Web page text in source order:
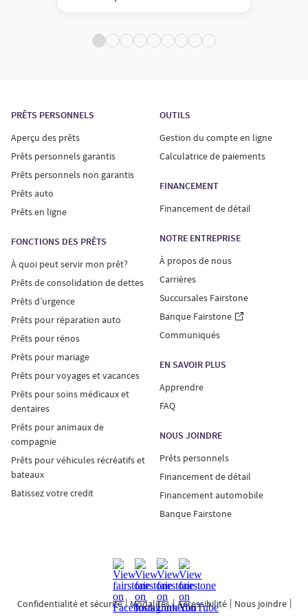
PRÊTS PERSONNELS
Aperçu des prêts
Prêts personnels garantis
Prêts personnels non garantis
Prêts auto
Prêts en ligne
FONCTIONS DES PRÊTS
À quoi peut servir mon prêt?
Prêts de consolidation de dettes
Prêts d’urgence
Prêts pour réparation auto
Prêts pour rénos
Prêts pour mariage
Prêts pour voyages et vacances
Prêts pour soins médicaux et
dentaires
Prêts pour animaux de
compagnie
Prêts pour véhicules récréatifs et
bateaux
Batissez votre credit
OUTILS
Gestion du compte en ligne
Calculatrice de paiements
FINANCEMENT
Financement de détail
NOTRE ENTREPRISE
À propos de nous
Carrières
Succursales Fairstone
Banque Fairstone
Communiqués
EN SAVOIR PLUS
Apprendre
FAQ
NOUS JOINDRE
Prêts personnels
Financement de détail
Financement automobile
Banque Fairstone
Confidentialité et sécurité Modalités Accessibilité
Nous joindre